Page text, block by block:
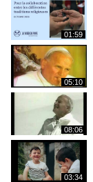
01:59
05:10
08:06
03:34